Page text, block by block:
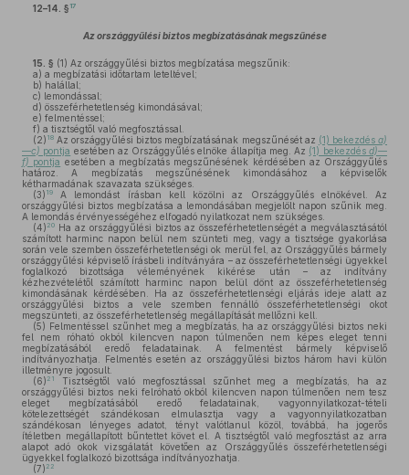
12–14. § 17
Az országgyűlési biztos megbízatásának megszűnése
15. § (1) Az országgyűlési biztos megbízatása megszűnik:
a) a megbízatási időtartam leteltével;
b) halállal;
c) lemondással;
d) összeférhetetlenség kimondásával;
e) felmentéssel;
f) a tisztségtől való megfosztással.
(2) 18 Az országgyűlési biztos megbízatásának megszűnését az (1) bekezdésa)
—c) pontja esetében az Országgyűlés elnöke állapítja meg. Az (1) bekezdésd)—
f) pontja esetében a megbízatás megszűnésének kérdésében az Országgyűlés
határoz. A megbízatás megszűnésének kimondásához a képviselők
kétharmadának szavazata szükséges.
(3) 19
A lemondást írásban kell közölni az Országgyűlés elnökével. Az
országgyűlési biztos megbízatása a lemondásában megjelölt napon szűnik meg.
A lemondás érvényességéhez elfogadó nyilatkozat nem szükséges.
(4) 20 Ha az országgyűlési biztos az összeférhetetlenségét a megválasztásától
számított harminc napon belül nem szünteti meg, vagy a tisztsége gyakorlása
során vele szemben összeférhetetlenségi ok merül fel, az Országgyűlés bármely
országgyűlési képviselő írásbeli indítványára – az összeférhetetlenségi ügyekkel
foglalkozó bizottsága véleményének kikérése után – az indítvány
kézhezvételétől számított harminc napon belül dönt az összeférhetetlenség
kimondásának kérdésében. Ha az összeférhetetlenségi eljárás ideje alatt az
országgyűlési biztos a vele szemben fennálló összeférhetetlenségi okot
megszünteti, az összeférhetetlenség megállapítását mellőzni kell.
(5) Felmentéssel szűnhet meg a megbízatás, ha az országgyűlési biztos neki
fel nem róható okból kilencven napon túlmenően nem képes eleget tenni
megbízatásából eredő feladatainak. A felmentést bármely képviselő
indítványozhatja. Felmentés esetén az országgyűlési biztos három havi külön
illetményre jogosult.
(6) 21
Tisztségtől való megfosztással szűnhet meg a megbízatás, ha az
országgyűlési biztos neki felróható okból kilencven napon túlmenően nem tesz
eleget megbízatásából eredő feladatainak, vagyonnyilatkozat-tételi
kötelezettségét szándékosan elmulasztja vagy a vagyonnyilatkozatban
szándékosan lényeges adatot, tényt valótlanul közöl, továbbá, ha jogerős
ítéletben megállapított bűntettet követ el. A tisztségtől való megfosztást az arra
alapot adó okok vizsgálatát követően az Országgyűlés összeférhetetlenségi
ügyekkel foglalkozó bizottsága indítványozhatja.
(7) 22